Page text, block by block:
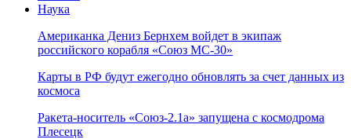
Наука
Американка Дениз Бернхем войдет в экипаж
российского корабля «Союз МС-30»
Карты в РФ будут ежегодно обновлять за счет данных из
космоса
Ракета-носитель «Союз-2.1а» запущена с космодрома
Плесецк